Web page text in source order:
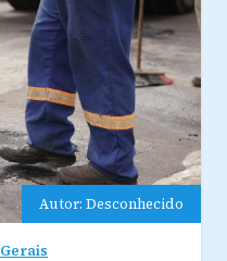
Autor: Desconhecido
Gerais